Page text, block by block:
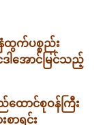
နံထွက်ပစ္စည်း
ဒါအောင်မြင်သည့်
ည်ထောင်စုဝန်ကြီး
စာရင်း